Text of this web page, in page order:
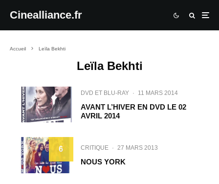
Cinealliance.fr
Accueil Leïla Bekhti
Leïla Bekhti
DVD ET BLU-RAY · 11 MARS 2014
AVANT L’HIVER EN DVD LE 02
AVRIL 2014
6 CRITIQUE · 27 MARS 2013
NOUS YORK